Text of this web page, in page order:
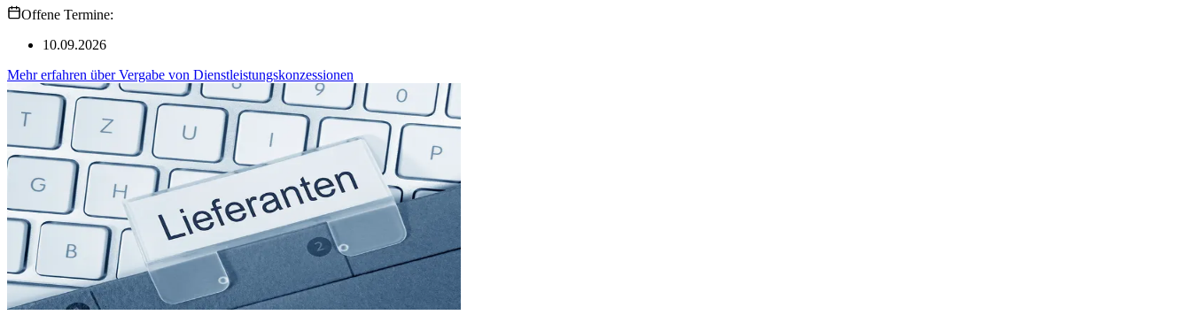
Offene Termine:
10.09.2026
Mehr erfahren überVergabe von Dienstleistungskonzessionen